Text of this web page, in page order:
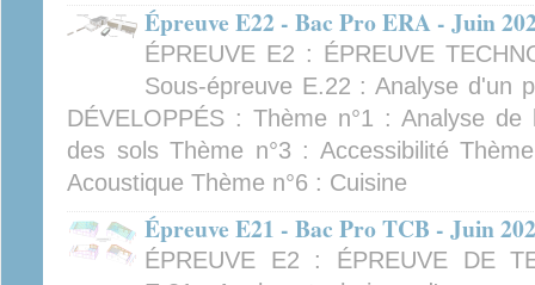
Épreuve E22 - Bac Pro ERA - Juin
ÉPREUVE E2 : ÉPREUVE
Sous-épreuve E.22 : Analyse d'un
DÉVELOPPÉS : Thème n°1 : Analyse
des sols Thème n°3 : Accessibilité
Acoustique Thème n°6 : Cuisine
Épreuve E21 - Bac Pro TCB - Juin
ÉPREUVE E2 : ÉPREUVE DE